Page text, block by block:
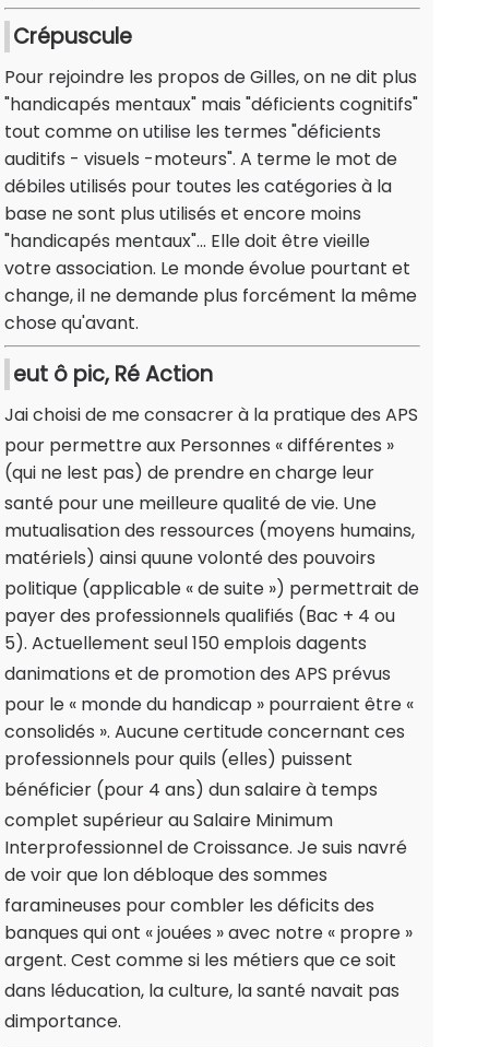
Crépuscule
Pour rejoindre les propos de Gilles, on ne dit plus
"handicapés mentaux" mais "déficients cognitifs"
tout comme on utilise les termes "déficients
auditifs - visuels -moteurs". A terme le mot de
débiles utilisés pour toutes les catégories à la
base ne sont plus utilisés et encore moins
"handicapés mentaux"... Elle doit être vieille
votre association. Le monde évolue pourtant et
change, il ne demande plus forcément la même
chose qu'avant.
eut ô pic, Ré Action
Jai choisi de me consacrer à la pratique des APS
pour permettre aux Personnes « différentes »
(qui ne lest pas) de prendre en charge leur
santé pour une meilleure qualité de vie. Une
mutualisation des ressources (moyens humains,
matériels) ainsi quune volonté des pouvoirs
politique (applicable « de suite ») permettrait de
payer des professionnels qualifiés (Bac + 4 ou
5). Actuellement seul 150 emplois dagents
danimations et de promotion des APS prévus
pour le « monde du handicap » pourraient être «
consolidés ». Aucune certitude concernant ces
professionnels pour quils (elles) puissent
bénéficier (pour 4 ans) dun salaire à temps
complet supérieur au Salaire Minimum
Interprofessionnel de Croissance. Je suis navré
de voir que lon débloque des sommes
faramineuses pour combler les déficits des
banques qui ont « jouées » avec notre « propre »
argent. Cest comme si les métiers que ce soit
dans léducation, la culture, la santé navait pas
dimportance.